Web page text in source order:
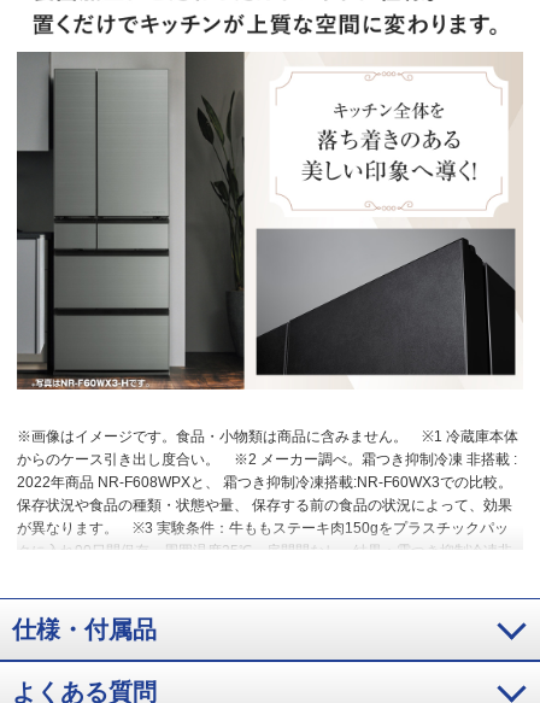
※画像はイメージです。食品・小物類は商品に含みません。
※1 冷蔵庫本体
からのケース引き出し度合い。
※2 メーカー調べ。霜つき抑制冷凍 非搭載 :
2022年商品 NR-F608WPXと、 霜つき抑制冷凍搭載:NR-F60WX3での比較。
保存状況や食品の種類・状態や量、 保存する前の食品の状況によって、効果
が異なります。
※3 実験条件：牛ももステーキ肉150gをプラスチックパッ
クに入れ90日間保存。周囲温度25℃、扉開閉なし。結果：霜つき抑制冷凍非
0.99g。
※4 実験条件：牛ももステーキ肉150gをプラスチックパックに入れ
14日間保存。周囲温度25℃、扉開閉なし。結果：霜つき抑制運転なし2022年
商品NR-F608WPX：2.45g、霜つき抑制運転ありNR-F60WX3：1.68g。冷凍
室下段で保存比較。
※5 魚や肉類などがサクッと切れます。食品の種類や
量、冷却時間などにより効果は異なります。
※6 ボトルコーナーは含まな
仕様・付属品
よくある質問